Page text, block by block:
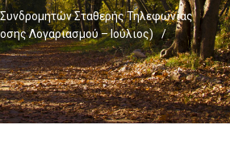
Σταθερής Τηλεφωνίας
Λογαριασμού – Ιούλιος)
/